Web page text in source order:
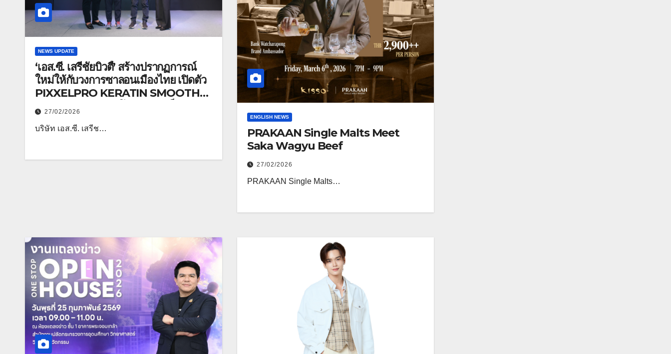
NEWS UPDATE
‘เอส.ซี. เสรีชัยบิวตี้’ สร้างปรากฏการณ์
ใหม่ให้กับวงการซาลอนเมืองไทย เปิดตัว
PIXXELPRO KERATIN SMOOTH
HAIR DAY เนรมิตโชว์เคสสุดเอ็กซ์คลู
ซีฟเผยนิยามใหม่แห่งการดูแลเส้นผม
ระดับมืออาชีพ
27/02/2026
บริษัท เอส.ซี. เสรีช…
ENGLISH NEWS
PRAKAAN Single Malts Meet
Saka Wagyu Beef
27/02/2026
PRAKAAN Single Malts…